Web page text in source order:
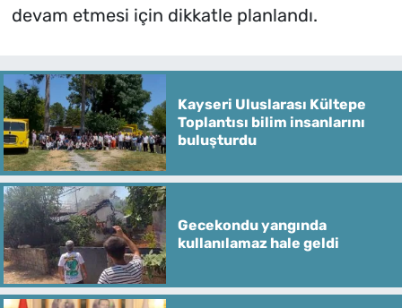
devam etmesi için dikkatle planlandı.
Kayseri Uluslarası Kültepe
Toplantısı bilim insanlarını
buluşturdu
Gecekondu yangında
kullanılamaz hale geldi